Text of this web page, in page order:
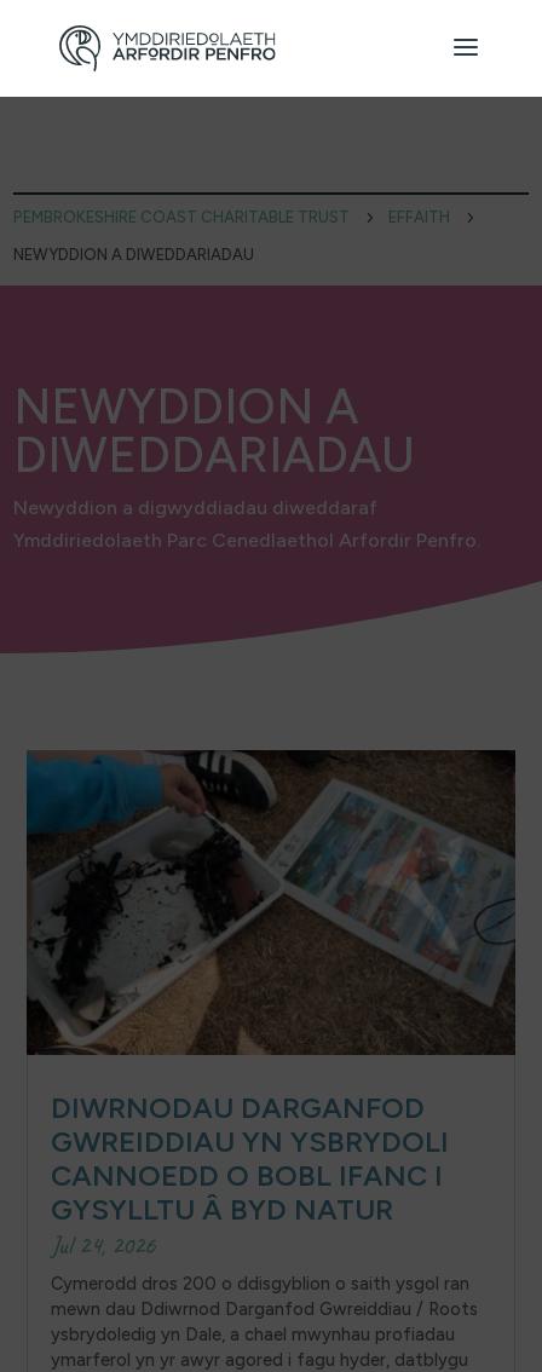
PEMBROKESHIRE COAST CHARITABLE TRUST 5 EFFAITH 5
NEWYDDION A DIWEDDARIADAU
NEWYDDION A
DIWEDDARIADAU
Newyddion a digwyddiadau diweddaraf
Ymddiriedolaeth Parc Cenedlaethol Arfordir Penfro.
DIWRNODAU DARGANFOD
GWREIDDIAU YN YSBRYDOLI
CANNOEDD O BOBL IFANC I
GYSYLLTU Â BYD NATUR
Jul 24, 2026
Cymerodd dros 200 o ddisgyblion o saith ysgol ran
mewn dau Ddiwrnod Darganfod Gwreiddiau / Roots
ysbrydoledig yn Dale, a chael mwynhau profiadau
ymarferol yn yr awyr agored i fagu hyder, datblygu